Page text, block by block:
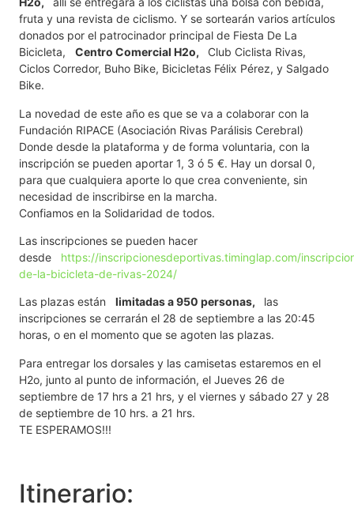
fruta y una revista de ciclismo. Y se sortearán varios artículos
donados por el patrocinador principal de Fiesta De La
Bicicleta, Centro Comercial H2o,
Club Ciclista Rivas,
Ciclos Corredor, Buho Bike, Bicicletas Félix Pérez, y Salgado
Bike.
La novedad de este año es que se va a colaborar con la
Fundación RIPACE (Asociación Rivas Parálisis Cerebral)
Donde desde la plataforma y de forma voluntaria, con la
inscripción se pueden aportar 1, 3 ó 5 €. Hay un dorsal 0,
para que cualquiera aporte lo que crea conveniente, sin
necesidad de inscribirse en la marcha.
Confiamos en la Solidaridad de todos.
Las inscripciones se pueden hacer
desde https://inscripcionesdeportivas.timinglap.com/
de-la-bicicleta-de-rivas-2024/
Las plazas están limitadas a 950 personas,
las
inscripciones se cerrarán el 28 de septiembre a las 20:45
horas, o en el momento que se agoten las plazas.
Para entregar los dorsales y las camisetas estaremos en el
H2o, junto al punto de información, el Jueves 26 de
septiembre de 17 hrs a 21 hrs, y el viernes y sábado 27 y 28
de septiembre de 10 hrs. a 21 hrs.
TE ESPERAMOS!!!
Itinerario: